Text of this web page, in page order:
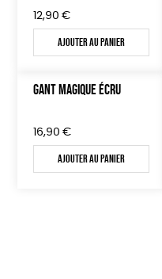
12,90 €
Ajouter au panier
GANT MAGIQUE ÉCRU
16,90 €
Ajouter au panier